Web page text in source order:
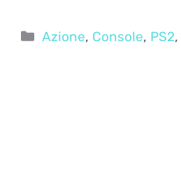
Categorie
Azione, Console, PS2,